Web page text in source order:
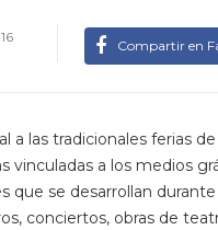
Compartir en
a las tradicionales ferias
vinculadas a los medios
que se desarrollan
conciertos, obras de